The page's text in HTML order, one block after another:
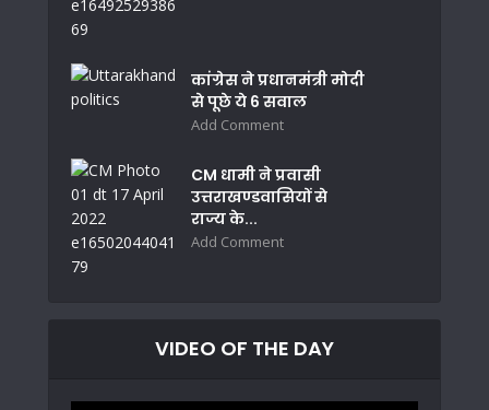
कांग्रेस ने प्रधानमंत्री मोदी
से पूछे ये 6 सवाल
Add Comment
CM धामी ने प्रवासी
उत्तराखण्डवासियों से
राज्य के...
Add Comment
VIDEO OF THE DAY